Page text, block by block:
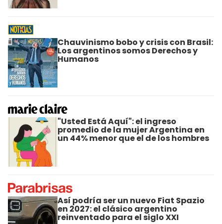
Chauvinismo bobo y crisis con Brasil:
Los argentinos somos Derechos y
Humanos
"Usted Está Aquí": el ingreso
promedio de la mujer Argentina en
un 44% menor que el de los hombres
Así podría ser un nuevo Fiat Spazio
en 2027: el clásico argentino
reinventado para el siglo XXI